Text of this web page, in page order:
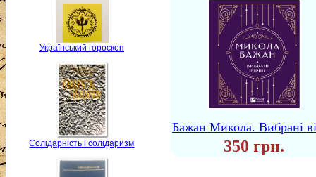
Український гороскоп
Солідарність і солідаризм
Бажан Микола. Вибрані
350 грн.